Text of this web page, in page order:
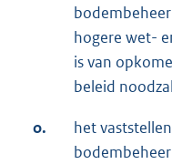
hogere wet-
is van
beleid
o.
het